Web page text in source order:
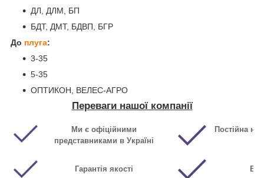
ДЛ, ДЛМ, БП
БДТ, ДМТ, БДВП, БГР
До плуга:
3-35
5-35
ОПТИКОН, ВЕЛЕС-АГРО
Переваги нашої компанії
Ми є офіційними
представниками в Україні
Постійна
Гарантія якості